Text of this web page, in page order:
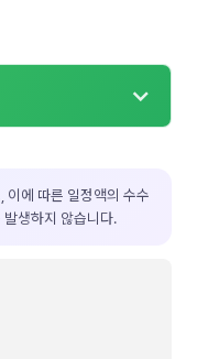
이에 따른 일정액의 수수
생하지 않습니다.